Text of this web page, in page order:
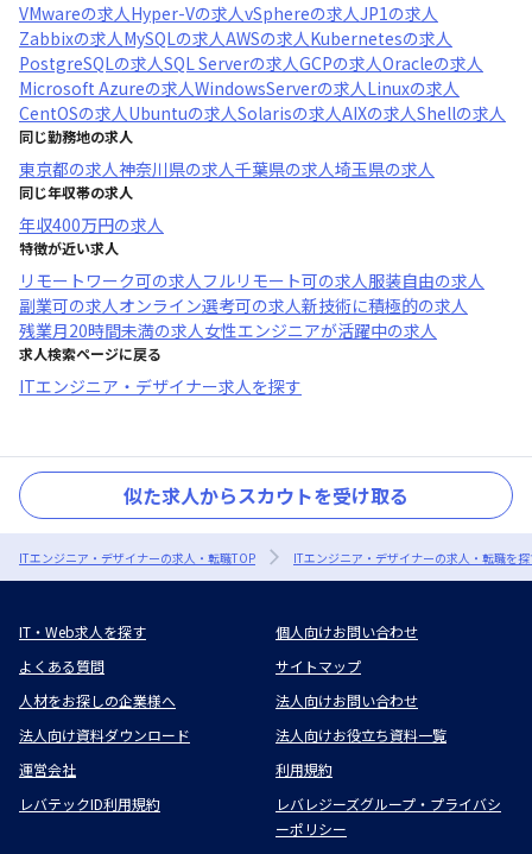
VMwareの求人Hyper-Vの求人vSphereの求人JP1の求人
Zabbixの求人MySQLの求人AWSの求人Kubernetesの求人
PostgreSQLの求人SQL Serverの求人GCPの求人Oracleの求人
Microsoft Azureの求人WindowsServerの求人Linuxの求人
CentOSの求人Ubuntuの求人Solarisの求人AIXの求人Shellの求人
同じ勤務地の求人
東京都の求人神奈川県の求人千葉県の求人埼玉県の求人
同じ年収帯の求人
年収400万円の求人
特徴が近い求人
リモートワーク可の求人フルリモート可の求人服装自由の求人
副業可の求人オンライン選考可の求人新技術に積極的の求人
残業月20時間未満の求人女性エンジニアが活躍中の求人
求人検索ページに戻る
ITエンジニア・デザイナー求人を探す
似た求人からスカウトを受け取る
ITエンジニア・デザイナーの求人・転職TOP ITエンジニア・デザイナーの求人・転職を
IT・Web求人を探す
個人向けお問い合わせ
よくある質問
サイトマップ
人材をお探しの企業様へ
法人向けお問い合わせ
法人向け資料ダウンロード
法人向けお役立ち資料一覧
運営会社
利用規約
レバテックID利用規約
レバレジーズグループ・プライバシ
ーポリシー